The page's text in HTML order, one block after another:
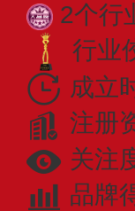
2个行
行业
成立
注册
关注
品牌